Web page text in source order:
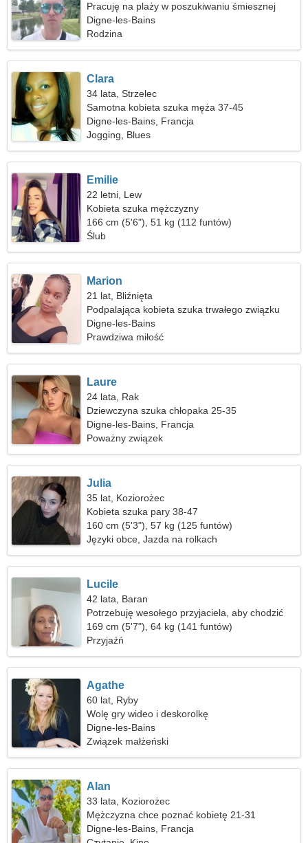
Pracuję na plaży w poszukiwaniu śmiesznej
kobiety
Digne-les-Bains
Rodzina
Clara
34 lata, Strzelec
Samotna kobieta szuka męża 37-45
Digne-les-Bains, Francja
Jogging, Blues
Emilie
22 letni, Lew
Kobieta szuka mężczyzny
166 cm (5'6"), 51 kg (112 funtów)
Ślub
Marion
21 lat, Bliźnięta
Podpalająca kobieta szuka trwałego związku
Digne-les-Bains
Prawdziwa miłość
Laure
24 lata, Rak
Dziewczyna szuka chłopaka 25-35
Digne-les-Bains, Francja
Poważny związek
Julia
35 lat, Koziorożec
Kobieta szuka pary 38-47
160 cm (5'3"), 57 kg (125 funtów)
Języki obce, Jazda na rolkach
Lucile
42 lata, Baran
Potrzebuję wesołego przyjaciela, aby chodzić
razem
169 cm (5'7"), 64 kg (141 funtów)
Przyjaźń
Agathe
60 lat, Ryby
Wolę gry wideo i deskorolkę
Digne-les-Bains
Związek małżeński
Alan
33 lata, Koziorożec
Mężczyzna chce poznać kobietę 21-31
Digne-les-Bains, Francja